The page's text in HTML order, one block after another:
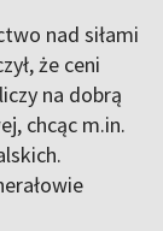
nad siłami
że ceni
na dobrą
chcąc m.in.